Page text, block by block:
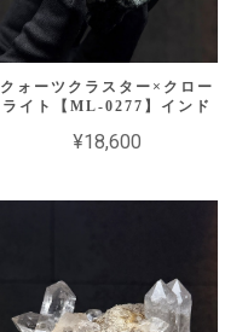
クォーツクラスター×クロー
ライト【ML-0277】インド
¥18,600